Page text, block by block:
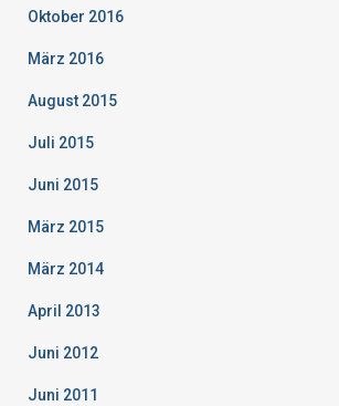
Oktober 2016
März 2016
August 2015
Juli 2015
Juni 2015
März 2015
März 2014
April 2013
Juni 2012
Juni 2011